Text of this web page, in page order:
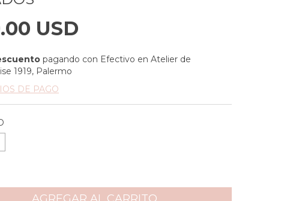
USD
pagando con Efectivo en Atelier de
1919, Palermo
DE PAGO